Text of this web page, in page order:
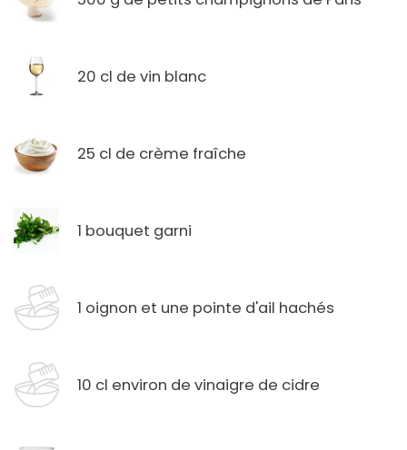
20 cl de vin blanc
25 cl de crème fraîche
1 bouquet garni
1 oignon et une pointe d'ail hachés
10 cl environ de vinaigre de cidre